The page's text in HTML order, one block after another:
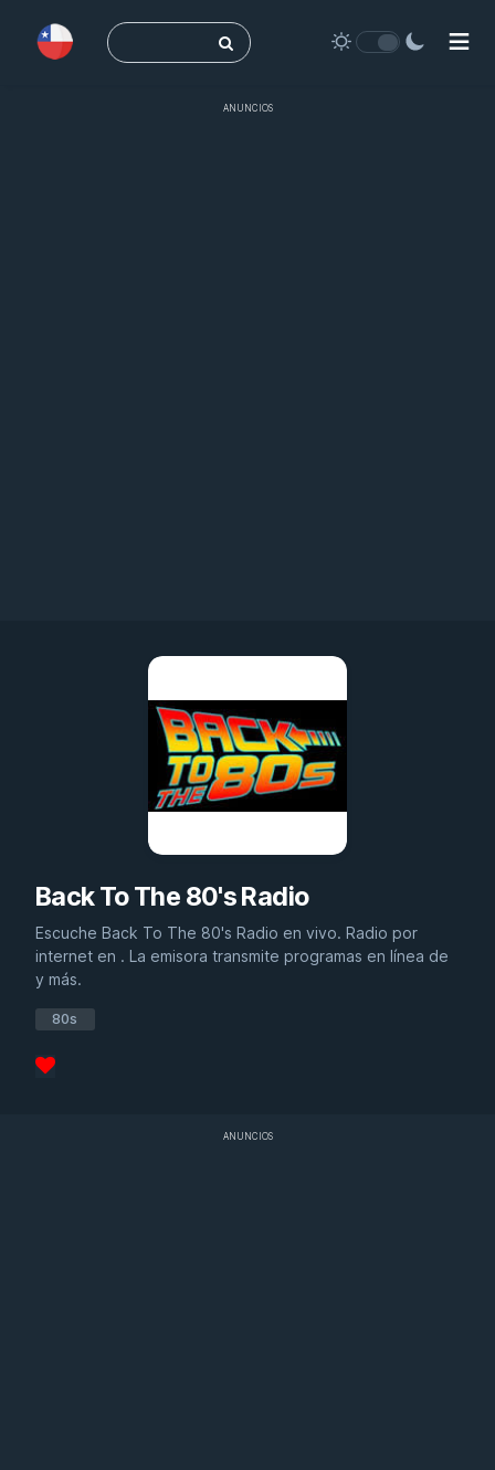
Buscar:
ANUNCIOS
Back To The 80's Radio
Escuche Back To The 80's Radio en vivo. Radio por
internet en . La emisora transmite programas en línea de
y más.
80s
ANUNCIOS